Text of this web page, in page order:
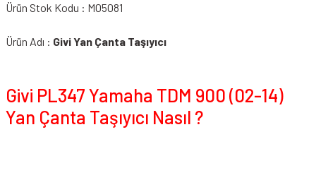
Ürün Stok Kodu : M05081
Ürün Adı : Givi Yan Çanta Taşıyıcı
Givi PL347 Yamaha TDM 900 (02-14)
Yan Çanta Taşıyıcı Nasıl ?